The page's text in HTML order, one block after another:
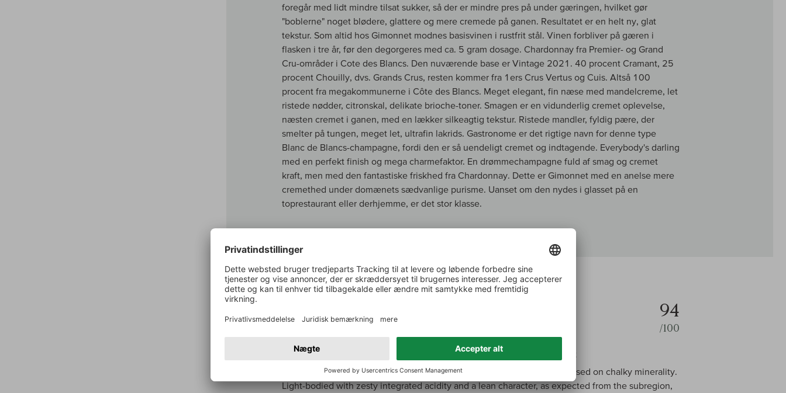
foregår med lidt mindre tilsat sukker, så der er mindre pres på under gæringen, hvilket gør
"boblerne" noget blødere, glattere og mere cremede på ganen. Resultatet er en helt ny, glat
tekstur. Som altid hos Gimonnet modnes basisvinen i rustfrit stål. Vinen forbliver på gæren i
flasken i tre år, før den degorgeres med ca. 5 gram dosage. Chardonnay fra Premier- og Grand
Cru-områder i Cote des Blancs. Den nuværende base er Vintage 2021. 40 procent Cramant, 25
procent Chouilly, dvs. Grands Crus, resten kommer fra 1ers Crus Vertus og Cuis. Altså 100
procent fra megakommunerne i Côte des Blancs. Meget elegant, fin næse med mandelcreme, let
ristede nødder, citronskal, delikate brioche-toner. Smagen er en vidunderlig cremet oplevelse,
næsten cremet i ganen, med en lækker silkeagtig tekstur. Ristede mandler, fyldig pære, der
smelter på tungen, meget let, ultrafin lakrids. Gastronome er det rigtige navn for denne type
Blanc de Blancs-champagne, fordi den er så uendeligt cremet og indtagende. Everybody's darling
med en perfekt finish og mega charmefaktor. En drømmechampagne fuld af smag og cremet
kraft, men med den fantastiske friskhed fra Chardonnay. Dette er Gimonnet med en anelse mere
cremethed under domænets sædvanlige purisme. Uanset om den nydes i glasset på en
toprestaurant eller derhjemme, er det stor klasse.
94
/100
Suckling om:
Champagne Gastronome Premier Cru Blanc de Blancs Brut
Elegant yet complex with lemony fruit and linden-tree aromas, very focused on chalky minerality.
Light-bodied with zesty integrated acidity and a lean character, as expected from the subregion,